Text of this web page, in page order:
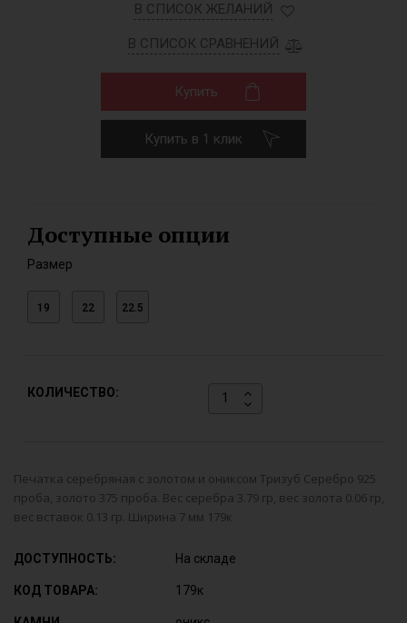
В СПИСОК ЖЕЛАНИЙ
В СПИСОК СРАВНЕНИЙ
Купить
Купить в 1 клик
Доступные опции
Размер
19 22 22.5
КОЛИЧЕСТВО:
Печатка серебряная с золотом и ониксом Тризуб Серебро 925
проба, золото 375 проба. Вес серебра 3.79 гр, вес золота 0.06 гр,
вес вставок 0.13 гр. Ширина 7 мм 179к
ДОСТУПНОСТЬ: На складе
КОД ТОВАРА: 179к